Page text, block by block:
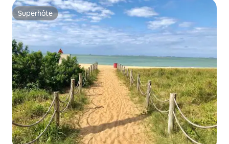
Superhôte
Superhôte